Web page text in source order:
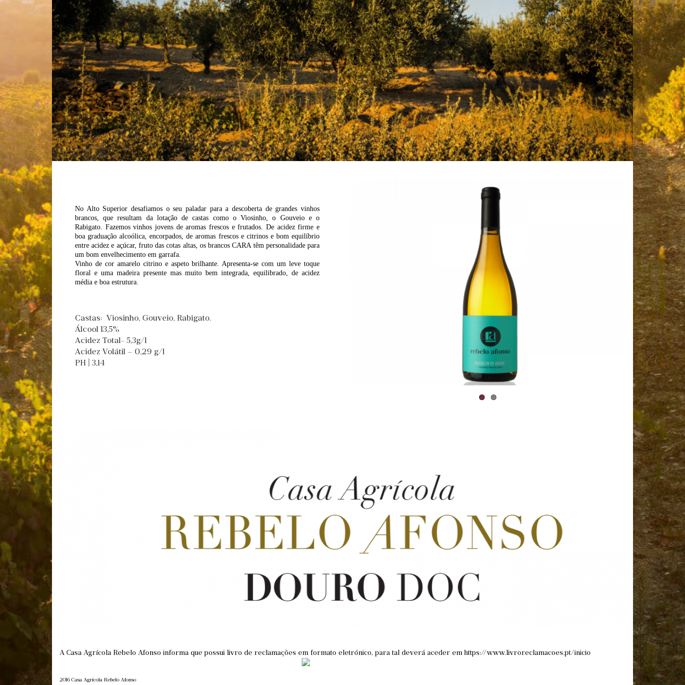
No Alto Superior desafiamos o seu paladar para a descoberta de grandes vinhos
brancos, que resultam da lotação de castas como o Viosinho, o Gouveio e o
Rabigato. Fazemos vinhos jovens de aromas frescos e frutados. De acidez firme e
boa graduação alcoólica, encorpados, de aromas frescos e citrinos e bom equilíbrio
entre acidez e açúcar, fruto das cotas altas, os brancos CARA têm personalidade para
um bom envelhecimento em garrafa.
Vinho de cor amarelo citrino e aspeto brilhante. Apresenta-se com um leve toque
floral e uma madeira presente mas muito bem integrada, equilibrado, de acidez
média e boa estrutura.
Castas: Viosinho, Gouveio, Rabigato.
Álcool 13,5%
Acidez Total- 5,3g/l
Acidez Volátil – 0,29 g/l
PH | 3,14
A Casa Agrícola Rebelo Afonso informa que possui livro de reclamações em formato eletrónico, para tal deverá aceder em https://www.livroreclamacoes.pt/inicio
2016 Casa Agrícola Rebelo Afonso